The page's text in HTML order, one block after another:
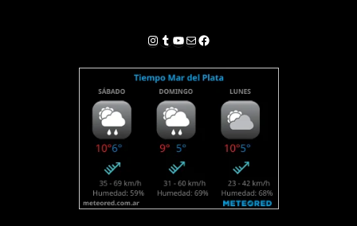
Instagram
Tumblr
YouTube
Correo electrónico
Facebook